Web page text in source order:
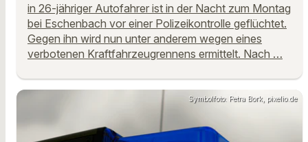
in 26-jähriger Autofahrer ist in der Nacht zum Montag
bei Eschenbach vor einer Polizeikontrolle geflüchtet.
Gegen ihn wird nun unter anderem wegen eines
verbotenen Kraftfahrzeugrennens ermittelt. Nach …
Symbolfoto: Petra Bork, pixelio.de